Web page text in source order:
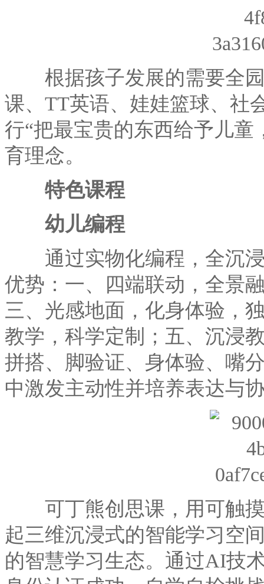
根据孩子发展的需要全园
课、TT英语、娃娃篮球、社
行“把最宝贵的东西给予儿
育理念。
特色课程
幼儿编程
通过实物化编程，全沉浸
优势：一、四端联动，全景
三、光感地面，化身体验，
教学，科学定制；五、沉浸
拼搭、脚验证、身体验、嘴
中激发主动性并培养表达与
可丁熊创思课，用可触摸
起三维沉浸式的智能学习空
的智慧学习生态。通过AI技